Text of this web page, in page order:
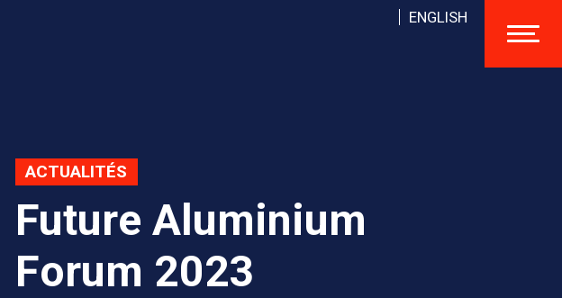
ENGLISH
ACTUALITÉS
Future Aluminium
Forum 2023